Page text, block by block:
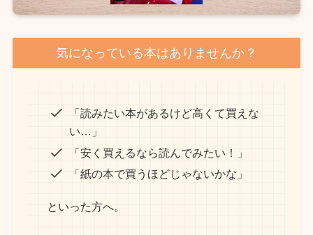
気になっている本はありませんか？
「読みたい本があるけど高くて買えな
い…」
「安く買えるなら読んでみたい！」
「紙の本で買うほどじゃないかな」
といった方へ。